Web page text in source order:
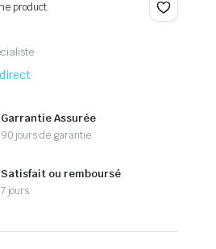
product.
Garrantie Assurée
90 jours de garantie
Satisfait ou remboursé
7 jours